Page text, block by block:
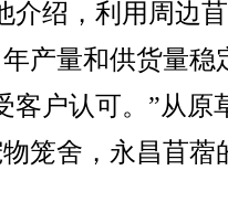
介绍，利用周边
产量和供货量稳
客户认可。”从原
笼舍，永昌苜蓿